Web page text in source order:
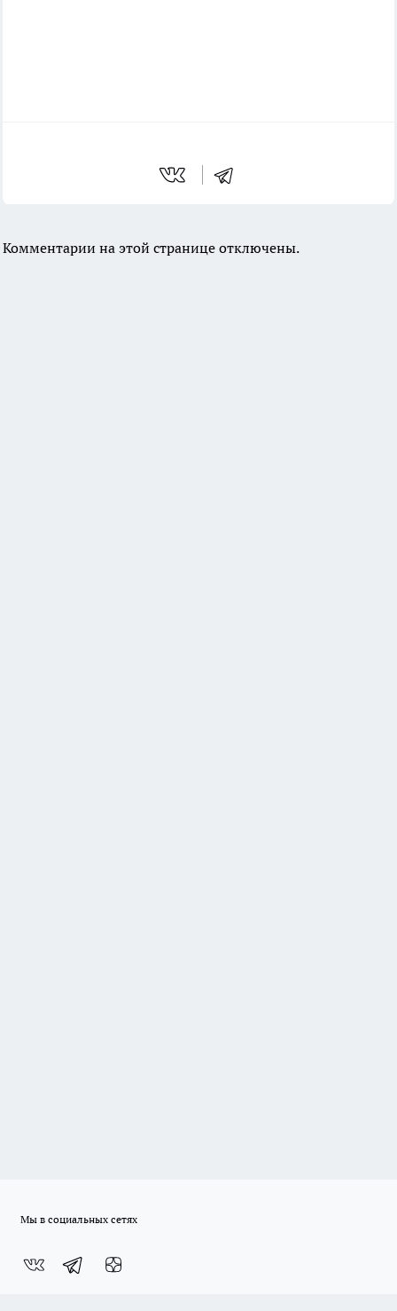
Комментарии на этой странице отключены.
Мы в социальных сетях